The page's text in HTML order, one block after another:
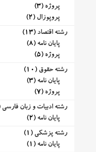
پروژه (3)
پروپوزال (2)
رشته اقتصاد (13)
پایان نامه (8)
پروژه (5)
رشته حقوق (10)
پایان نامه (3)
پروژه (7)
رشته ادبیات و زبان فارسی
پایان نامه (2)
رشته پزشکی (1)
پایان نامه (1)